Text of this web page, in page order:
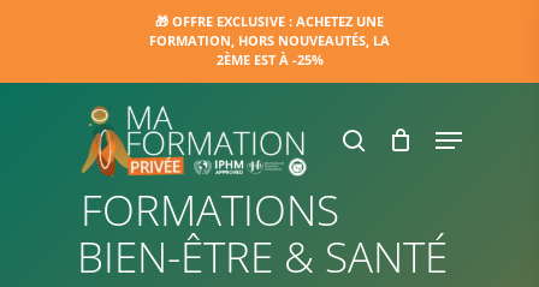
🎁 OFFRE EXCLUSIVE : ACHETEZ UNE
FORMATION, HORS NOUVEAUTÉS, LA
2ÈME EST À -25%
search Menu
FORMATIONS
BIEN-ÊTRE & SANTÉ